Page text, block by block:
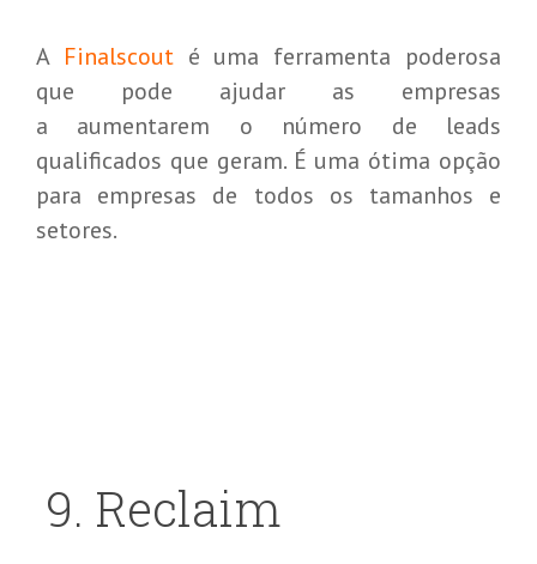
A Finalscout é uma ferramenta poderosa
que pode ajudar as empresas
a aumentarem o número de leads
qualificados que geram. É uma ótima opção
para empresas de todos os tamanhos e
setores.
9. Reclaim